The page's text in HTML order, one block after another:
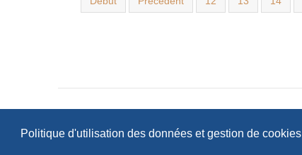
Politique d'utilisation des données et gestion de cookies